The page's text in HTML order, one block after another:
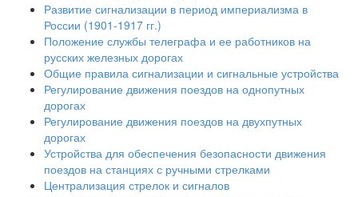
Развитие сигнализации в период империализма в
России (1901-1917 гг.)
Положение службы телеграфа и ее работников на
русских железных дорогах
Общие правила сигнализации и сигнальные устройства
Регулирование движения поездов на однопутных
дорогах
Регулирование движения поездов на двухпутных
дорогах
Устройства для обеспечения безопасности движения
поездов на станциях с ручными стрелками
Централизация стрелок и сигналов